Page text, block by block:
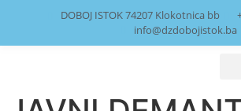
DOBOJ ISTOK 74207 Klokotnica bb
info@dzdobojistok.ba